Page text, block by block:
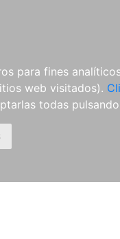
para fines
web visitados).
todas
Y EDICIONES